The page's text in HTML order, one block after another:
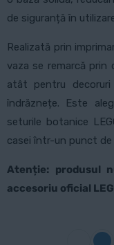
de siguranță în
Realizată prin
vaza se remarcă
atât pentru
îndrăznețe. Este
seturile botanice
casei într-un punct
Atenție: produsul
accesoriu oficial